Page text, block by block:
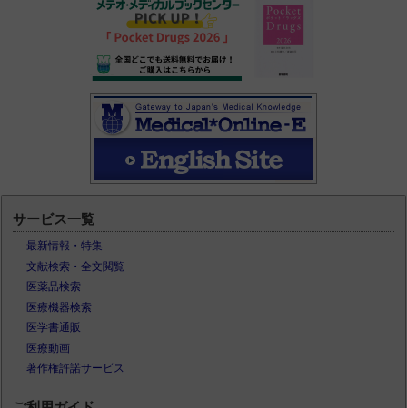
サービス一覧
最新情報・特集
文献検索・全文閲覧
医薬品検索
医療機器検索
医学書通販
医療動画
著作権許諾サービス